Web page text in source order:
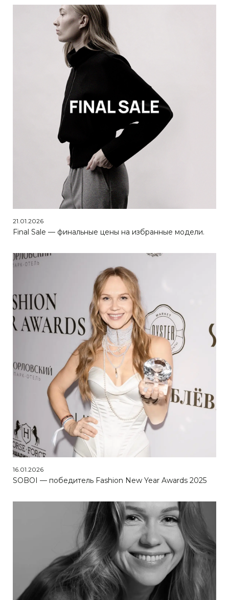
21.01.2026
Final Sale — финальные цены на избранные модели.
16.01.2026
SOBOI — победитель Fashion New Year Awards 2025